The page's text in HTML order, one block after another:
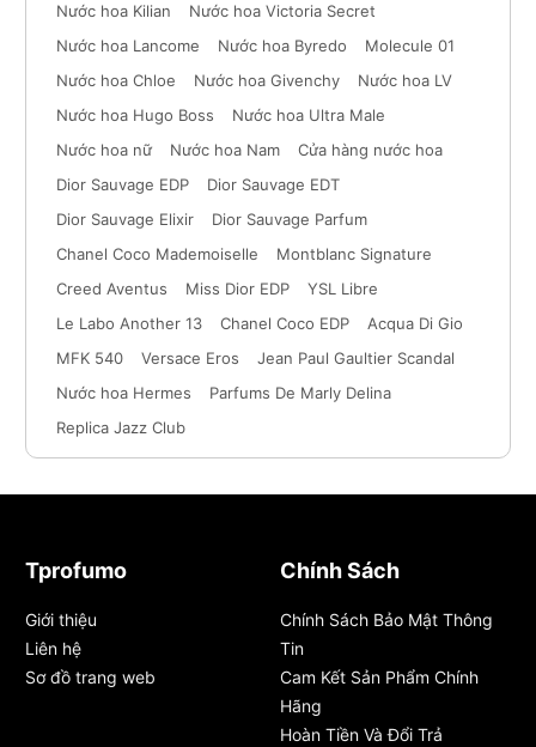
Nước hoa Kilian
Nước hoa Victoria Secret
Nước hoa Lancome
Nước hoa Byredo
Molecule 01
Nước hoa Chloe
Nước hoa Givenchy
Nước hoa LV
Nước hoa Hugo Boss
Nước hoa Ultra Male
Nước hoa nữ
Nước hoa Nam
Cửa hàng nước hoa
Dior Sauvage EDP
Dior Sauvage EDT
Dior Sauvage Elixir
Dior Sauvage Parfum
Chanel Coco Mademoiselle
Montblanc Signature
Creed Aventus
Miss Dior EDP
YSL Libre
Le Labo Another 13
Chanel Coco EDP
Acqua Di Gio
MFK 540
Versace Eros
Jean Paul Gaultier Scandal
Nước hoa Hermes
Parfums De Marly Delina
Replica Jazz Club
Tprofumo
Giới thiệu
Liên hệ
Sơ đồ trang web
Chính Sách
Chính Sách Bảo Mật Thông
Tin
Cam Kết Sản Phẩm Chính
Hãng
Hoàn Tiền Và Đổi Trả